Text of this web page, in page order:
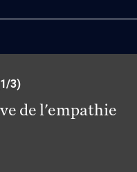
3)
de l'empathie